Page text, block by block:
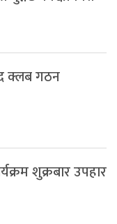
क्लब गठन
शुक्रबार उपहार